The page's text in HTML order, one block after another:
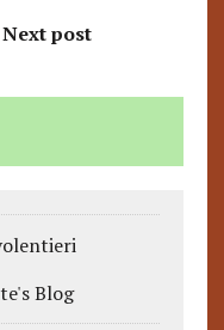
Next post
Blog